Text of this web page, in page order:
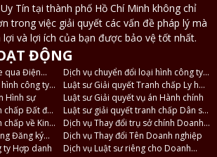
Tín tại thành phố Hồ Chí Minh không chỉ
trong việc giải quyết các vấn đề pháp lý mà
và lợi ích của bạn được bảo vệ tốt nhất.
ĐỘNG
qua Điện
Dịch vụ chuyển đổi loại hình công ty
TNHH 2 thành viên thành công ty
TNHH 1 thành viên
công ty
phần và
Luật sư Giải quyết Tranh chấp Ly hôn
và Tài sản
Hình sự
Luật sư Giải quyết vụ án Hành chính
chấp Đất đai
Luật sư giải quyết tranh chấp Dân sự
- Thừa kế
về Kinh
Dịch vụ Thay đổi trụ sở chính Doanh
nghiệp
Đăng ký
Dịch vụ Thay đổi Tên Doanh nghiệp
ty Hợp danh
Dịch vụ Luật sư riêng cho Doanh